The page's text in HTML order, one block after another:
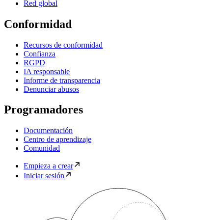
Red global
Conformidad
Recursos de conformidad
Confianza
RGPD
IA responsable
Informe de transparencia
Denunciar abusos
Programadores
Documentación
Centro de aprendizaje
Comunidad
Empieza a crear
Iniciar sesión